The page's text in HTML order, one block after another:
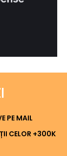
PE MAIL
CELOR +300K